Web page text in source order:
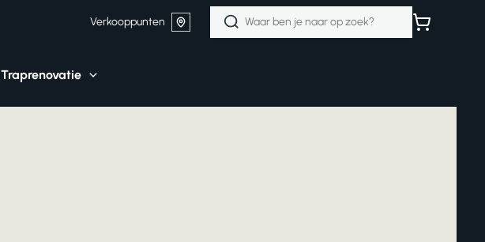
Verkooppunten
Zoeken
naar:
Traprenovatie